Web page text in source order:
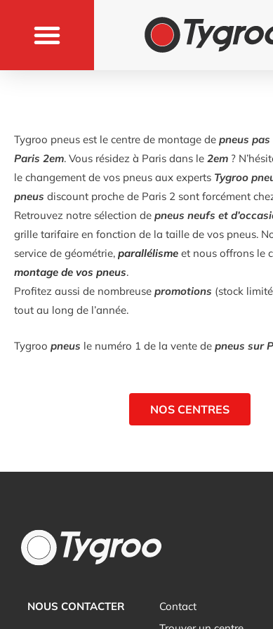
Tygroo pneus est le centre de montage de pneus pas
Paris 2em. Vous résidez à Paris dans le 2em ?
le changement de vos pneus aux experts Tygroo
pneus discount proche de Paris 2 sont forcément
Retrouvez notre sélection de pneus neufs et
grille tarifaire en fonction de la taille de vos pneus.
service de géométrie, parallélisme et nous offrons le
montage de vos pneus.
Profitez aussi de nombreuse promotions (stock
tout au long de l’année.
Tygroo pneus le numéro 1 de la vente de pneus sur
NOS CENTRES
NOUS CONTACTER
Contact